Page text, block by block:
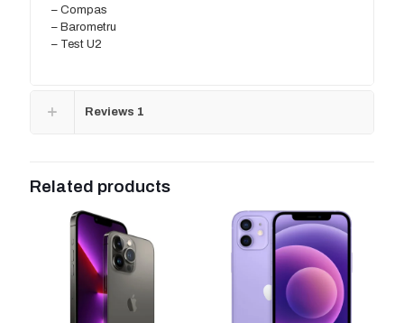
– Compas
– Barometru
– Test U2
Reviews 1
Related products